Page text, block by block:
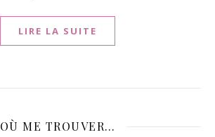
LIRE LA SUITE
OÙ ME TROUVER…